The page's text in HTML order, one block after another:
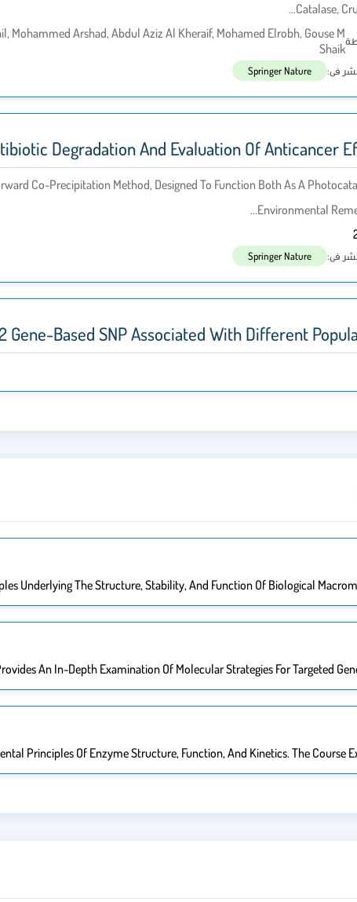
Catalase,
Mohammed Arshad, Abdul Aziz Al Kheraif, Mohamed Elrobh, Gouse M
Shaik
فى: Springer Nature
Degradation And Evaluation Of Anticancer
Co-Precipitation Method, Designed To Function Both As A
Environmental
فى: Springer Nature
Gene-Based SNP Associated With Different
Underlying The Structure, Stability, And Function Of Biological
An In-Depth Examination Of Molecular Strategies For Targeted
Principles Of Enzyme Structure, Function, And Kinetics. The Course